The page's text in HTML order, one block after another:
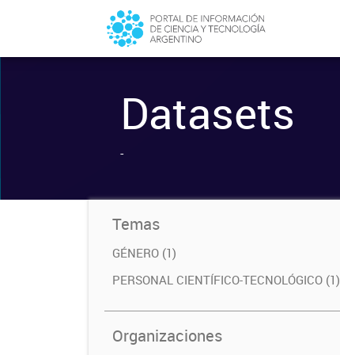
Datasets
-
Temas
GÉNERO (1)
PERSONAL CIENTÍFICO-TECNOLÓGICO (1)
Organizaciones